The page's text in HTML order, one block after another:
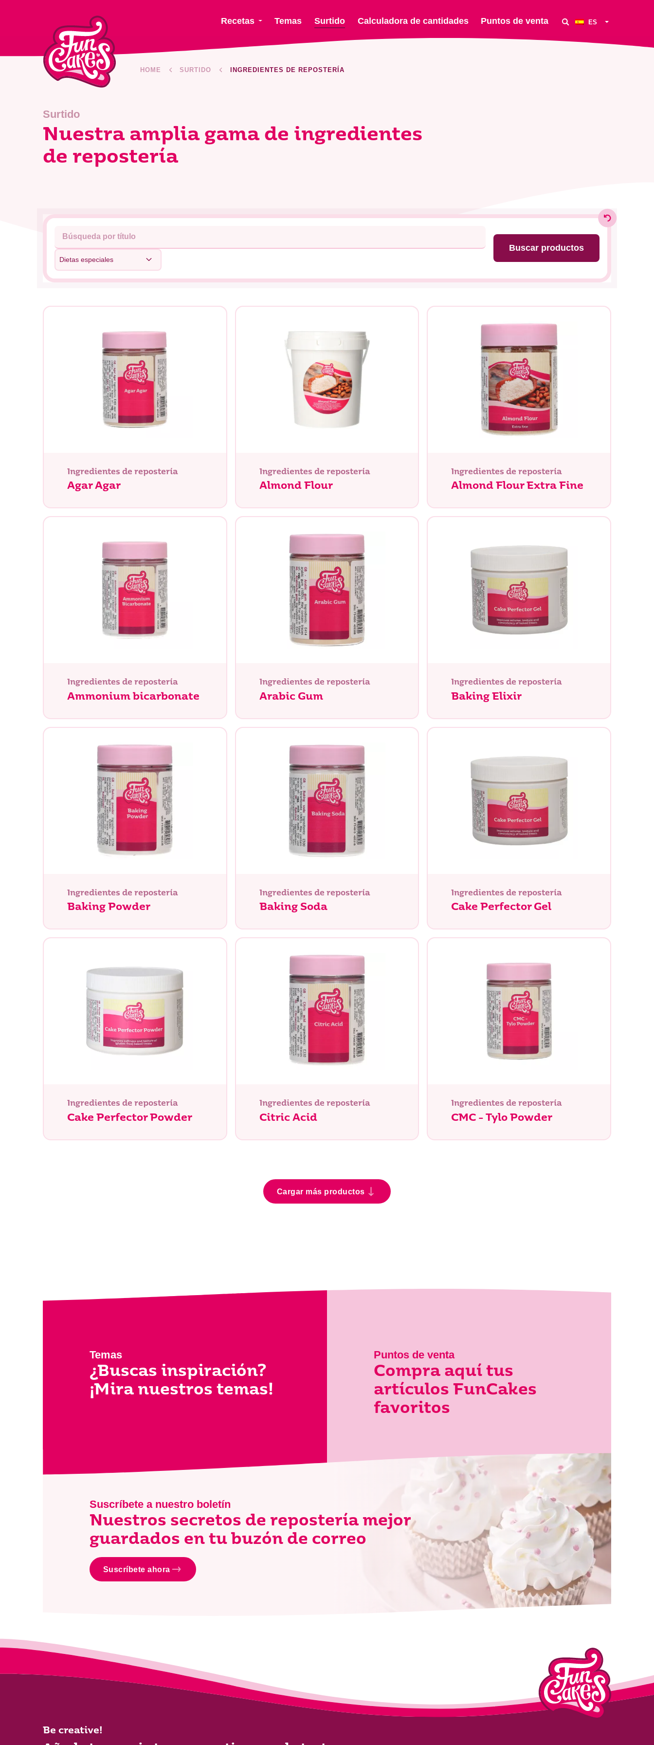
Recetas Temas Surtido Calculadora de cantidades Puntos de venta ES
¿Qué estás buscando?
HOME SURTIDO INGREDIENTES DE REPOSTERÍA
Surtido
Nuestra amplia gama de ingredientes
de repostería
Dietas especiales
Buscar productos
Ingredientes de repostería
Agar Agar
Ingredientes de repostería
Almond Flour
Ingredientes de repostería
Almond Flour Extra Fine
Ingredientes de repostería
Ammonium bicarbonate
Ingredientes de repostería
Arabic Gum
Ingredientes de repostería
Baking Elixir
Ingredientes de repostería
Baking Powder
Ingredientes de repostería
Baking Soda
Ingredientes de repostería
Cake Perfector Gel
Ingredientes de repostería
Cake Perfector Powder
Ingredientes de repostería
Citric Acid
Ingredientes de repostería
CMC - Tylo Powder
Cargar más productos
Temas
¿Buscas inspiración?
¡Mira nuestros temas!
Puntos de venta
Compra aquí tus
artículos FunCakes
favoritos
Suscríbete a nuestro boletín
Nuestros secretos de repostería mejor
guardados en tu buzón de correo
Suscríbete ahora
Be creative!